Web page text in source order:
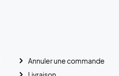
Annuler une commande